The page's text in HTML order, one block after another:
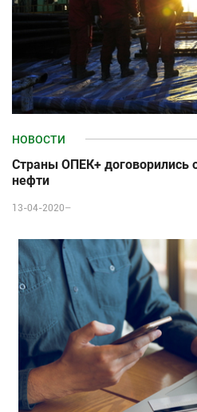
НОВОСТИ
Страны ОПЕК+ договорились
нефти
13-04-2020–